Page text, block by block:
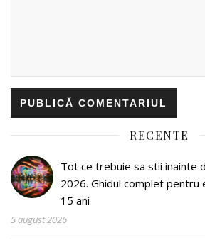
RECENTE
Tot ce trebuie sa stii inainte
2026. Ghidul complet pentru
15 ani
5 august 2026